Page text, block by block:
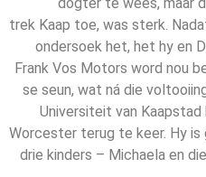
trek Kaap toe, was sterk.
ondersoek het, het hy en
Frank Vos Motors word nou
se seun, wat ná die
Universiteit van
Worcester terug te keer. Hy
drie kinders – Michaela en